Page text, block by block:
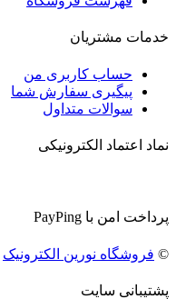
خدمات مشتریان
حساب کاربری من
پیگیری سفارش شما
سوالات متداول
نماد اعتماد الکترونیکی
پرداخت امن با PayPing
© فروشگاه نورین الکترونیک
پشتیبانی سایت